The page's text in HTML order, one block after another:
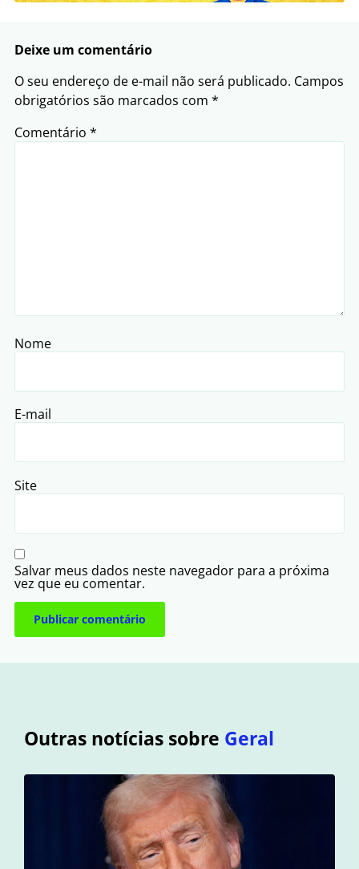
Deixe um comentário
O seu endereço de e-mail não será publicado. Campos
obrigatórios são marcados com *
Comentário *
Nome
E-mail
Site
Salvar meus dados neste navegador para a próxima
vez que eu comentar.
Outras notícias sobre Geral